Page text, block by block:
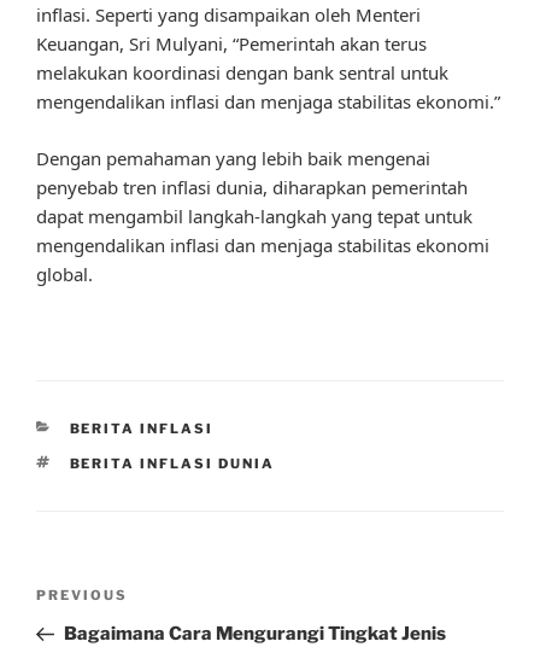
inflasi. Seperti yang disampaikan oleh Menteri
Keuangan, Sri Mulyani, “Pemerintah akan terus
melakukan koordinasi dengan bank sentral untuk
mengendalikan inflasi dan menjaga stabilitas ekonomi.”
Dengan pemahaman yang lebih baik mengenai
penyebab tren inflasi dunia, diharapkan pemerintah
dapat mengambil langkah-langkah yang tepat untuk
mengendalikan inflasi dan menjaga stabilitas ekonomi
global.
CATEGORIES
BERITA INFLASI
TAGS
BERITA INFLASI DUNIA
Previous
Post
PREVIOUS
Bagaimana Cara Mengurangi Tingkat Jenis